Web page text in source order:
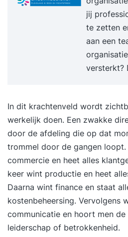
deze voertuigen een
ervaringen over BLOM
Basisopleiding Reachtruck
reachtruckopleiding is als
voor (Engelstalige)
dagen, van 07.00 uur tot
nadruk met 10 uur
ligt. De theorie reachtruck
afgetoetst worden. Wat ga je
inspecteren en de werking
controleren via een LMRA
sturen met een reachtruck
pallets het juist voordraaien
pallets uit de stellingen
stapelen van gaasboxen en
jij
te zetten
aan een
versterkt?
In dit krachtenveld wordt
werkelijk doen. Een zwakke
door de afdeling die op dat
trommel door de gangen loopt.
commercie en heet alles
keer wint productie en heet
Daarna wint finance en staat
kostenbeheersing. Vervolgens
communicatie en hoort men de
leiderschap of betrokkenheid.